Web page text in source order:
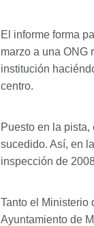
El informe forma
marzo a una ONG
institución
centro.
Puesto en la
sucedido. Así, en
inspección de
Tanto el Ministerio
Ayuntamiento de